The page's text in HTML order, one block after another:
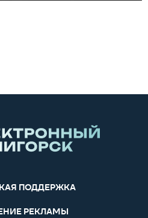
ПОДДЕРЖКА
РЕКЛАМЫ